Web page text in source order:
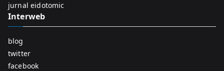
jurnal eidotomic
Interweb
blog
twitter
facebook